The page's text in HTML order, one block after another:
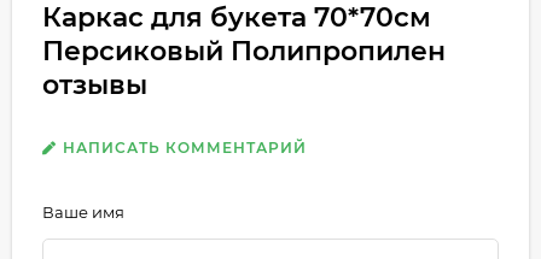
Каркас для букета 70*70см
Персиковый Полипропилен
отзывы
НАПИСАТЬ КОММЕНТАРИЙ
Ваше имя